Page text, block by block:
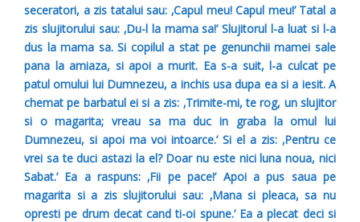
seceratori, a zis tatalui sau: ‚Capul meu! Capul meu!’ Tatal a
zis slujitorului sau: ‚Du-l la mama sa!’ Slujitorul l-a luat si l-a
dus la mama sa. Si copilul a stat pe genunchii mamei sale
pana la amiaza, si apoi a murit. Ea s-a suit, l-a culcat pe
patul omului lui Dumnezeu, a inchis usa dupa ea si a iesit. A
chemat pe barbatul ei si a zis: ‚Trimite-mi, te rog, un slujitor
si o magarita; vreau sa ma duc in graba la omul lui
Dumnezeu, si apoi ma voi intoarce.’ Si el a zis: ‚Pentru ce
vrei sa te duci astazi la el? Doar nu este nici luna noua, nici
Sabat.’ Ea a raspuns: ‚Fii pe pace!’ Apoi a pus saua pe
magarita si a zis slujitorului sau: ‚Mana si pleaca, sa nu
opresti pe drum decat cand ti-oi spune.’ Ea a plecat deci si